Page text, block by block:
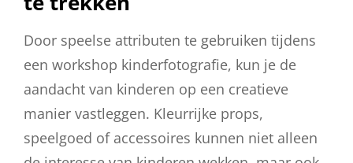
Door speelse attributen te gebruiken tijdens
een workshop kinderfotografie, kun je de
aandacht van kinderen op een creatieve
manier vastleggen. Kleurrijke props,
speelgoed of accessoires kunnen niet alleen